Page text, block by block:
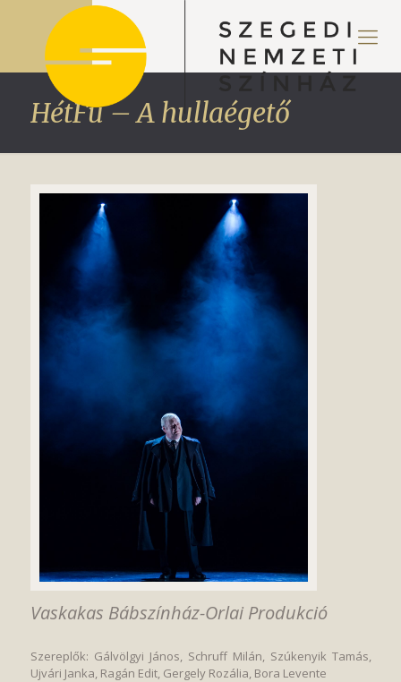
HétFü – A hullaégető
Vaskakas Bábszínház-Orlai Produkció
Szereplők: Gálvölgyi János, Schruff Milán, Szúkenyik Tamás,
Ujvári Janka, Ragán Edit, Gergely Rozália, Bora Levente